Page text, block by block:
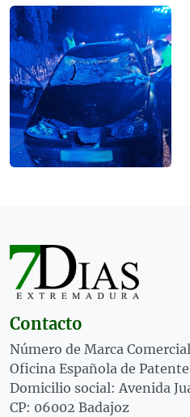
Contacto
Número de Marca
Oficina Española de
Domicilio social: Avenida
CP: 06002 Badajoz